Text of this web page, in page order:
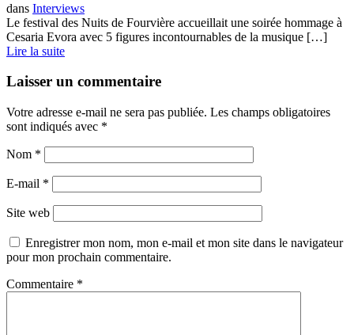
dans Interviews
Le festival des Nuits de Fourvière accueillait une soirée hommage à
Cesaria Evora avec 5 figures incontournables de la musique […]
Lire la suite
Laisser un commentaire
Votre adresse e-mail ne sera pas publiée. Les champs obligatoires
sont indiqués avec *
Nom *
E-mail *
Site web
Enregistrer mon nom, mon e-mail et mon site dans le navigateur
pour mon prochain commentaire.
Commentaire *